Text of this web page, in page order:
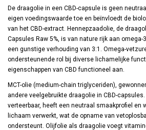
De draagolie in een CBD-capsule is geen
eigen voedingswaarde toe en beïnvloedt de
van het CBD-extract. Hennepzaadolie, de
Capsules Raw 5%, is van nature rijk aan
een gunstige verhouding van 3:1. Omega-
ondersteunende rol bij diverse lichamelijke
eigenschappen van CBD functioneel aan.
MCT-olie (medium-chain triglyceriden),
andere veelgebruikte draagolie in CBD-
verteerbaar, heeft een neutraal smaakprofiel en
lichaam verwerkt, wat de opname van
ondersteunt. Olijfolie als draagolie voegt